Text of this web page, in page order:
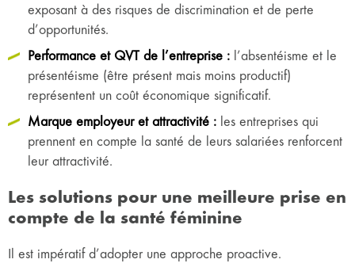
exposant à des risques de discrimination et de perte
d’opportunités.
Performance et QVT de l’entreprise : l’absentéisme et le
présentéisme (être présent mais moins productif)
représentent un coût économique significatif.
Marque employeur et attractivité : les entreprises qui
prennent en compte la santé de leurs salariées renforcent
leur attractivité.
Les solutions pour une meilleure prise en
compte de la santé féminine
Il est impératif d’adopter une approche proactive.